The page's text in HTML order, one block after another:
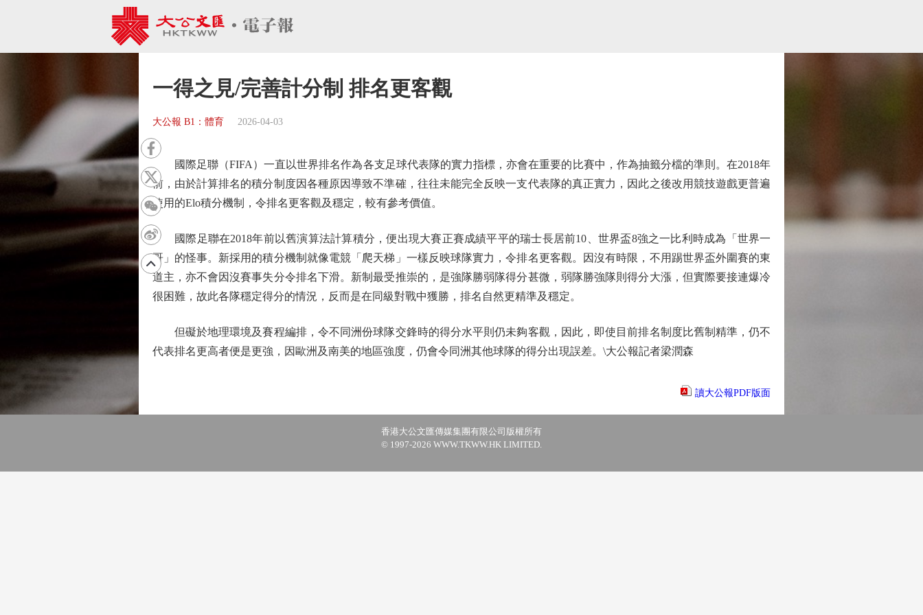
一得之見/完善計分制 排名更客觀
大公報 B1：體育 2026-04-03
國際足聯（FIFA）一直以世界排名作為各支足球代表隊的實力指標，亦會在重要的比賽中，作為抽籤分檔的準則。在2018年
前，由於計算排名的積分制度因各種原因導致不準確，往往未能完全反映一支代表隊的真正實力，因此之後改用競技遊戲更普遍
使用的Elo積分機制，令排名更客觀及穩定，較有參考價值。
國際足聯在2018年前以舊演算法計算積分，便出現大賽正賽成績平平的瑞士長居前10、世界盃8強之一比利時成為「世界一
哥」的怪事。新採用的積分機制就像電競「爬天梯」一樣反映球隊實力，令排名更客觀。因沒有時限，不用踢世界盃外圍賽的東
道主，亦不會因沒賽事失分令排名下滑。新制最受推崇的，是強隊勝弱隊得分甚微，弱隊勝強隊則得分大漲，但實際要接連爆冷
很困難，故此各隊穩定得分的情況，反而是在同級對戰中獲勝，排名自然更精準及穩定。
但礙於地理環境及賽程編排，令不同洲份球隊交鋒時的得分水平則仍未夠客觀，因此，即使目前排名制度比舊制精準，仍不
代表排名更高者便是更強，因歐洲及南美的地區強度，仍會令同洲其他球隊的得分出現誤差。\大公報記者梁潤森
讀大公報PDF版面
香港大公文匯傳媒集團有限公司版權所有
© 1997-2026 WWW.TKWW.HK LIMITED.